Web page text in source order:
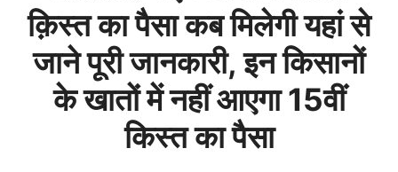
क़िस्त का पैसा कब मिलेगी यहां से
जाने पूरी जानकारी, इन किसानों
के खातों में नहीं आएगा 15वीं
किस्त का पैसा